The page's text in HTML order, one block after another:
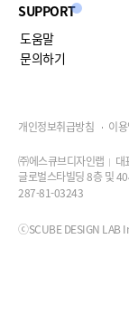
SUPPORT
도움말
문의하기
개인정보취급방침 이
㈜에스큐브디자인랩 대
글로벌스타빌딩 8층 및
287-81-03243
ⓒSCUBE DESIGN LAB